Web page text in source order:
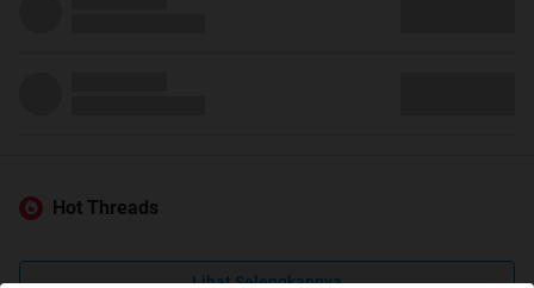
Hot Threads
Lihat Selengkapnya